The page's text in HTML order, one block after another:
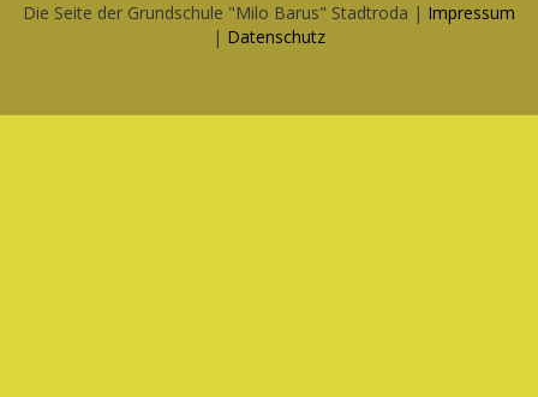
Die Seite der Grundschule "Milo Barus" Stadtroda | Impressum
| Datenschutz